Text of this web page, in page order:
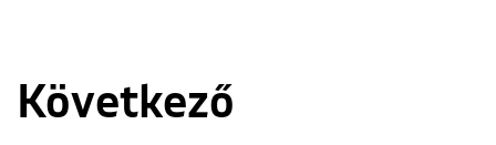
Következő